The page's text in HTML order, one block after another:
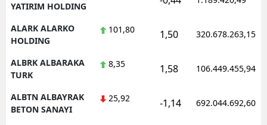
Trabzon
YATIRIM HOLDING
ALARK ALARKO
HOLDING
101,80 1,50 320.678.263,15
ALBRK ALBARAKA
TURK
8,35 1,58 106.449.455,94
ALBTN ALBAYRAK
BETON SANAYI
25,92 -1,14 692.044.692,60